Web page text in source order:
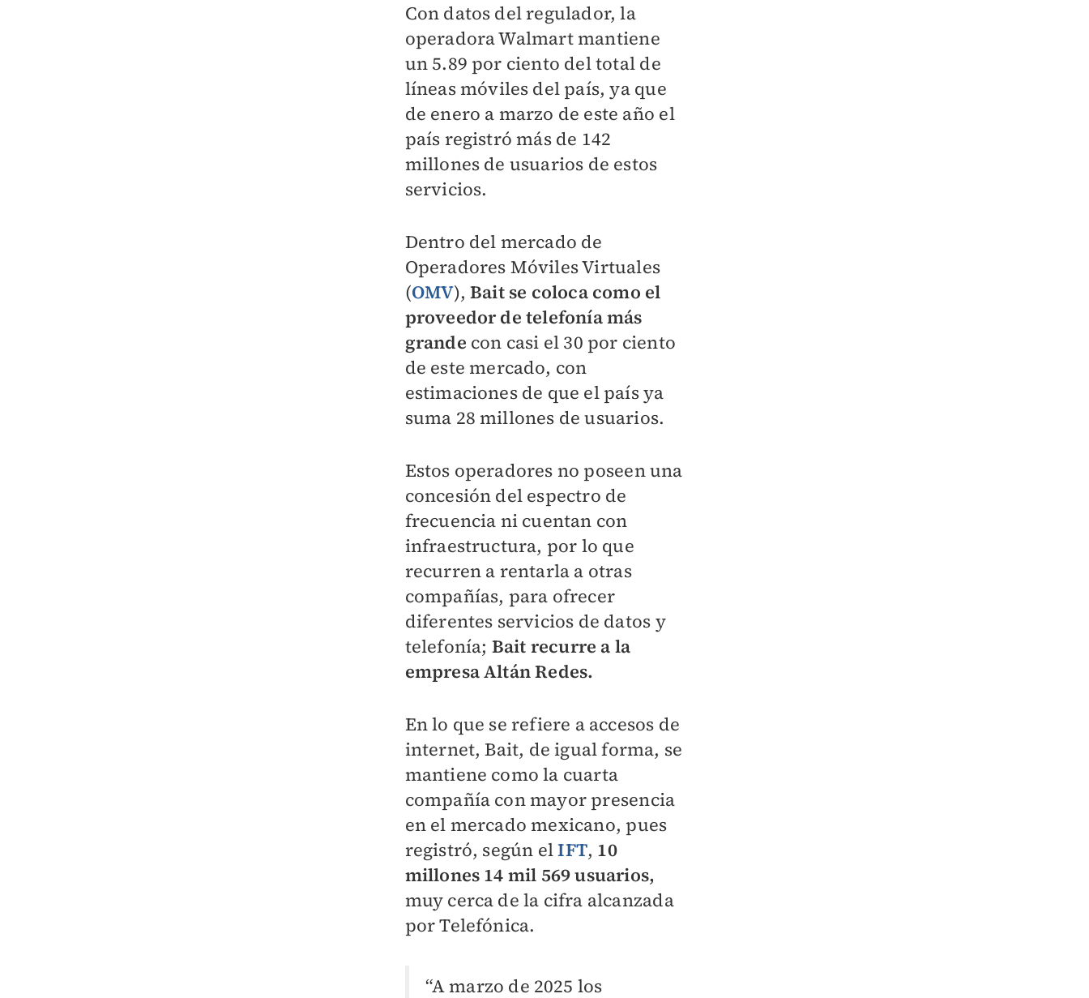
Con datos del regulador, la
operadora Walmart mantiene
un 5.89 por ciento del total de
líneas móviles del país, ya que
de enero a marzo de este año el
país registró más de 142
millones de usuarios de estos
servicios.
Dentro del mercado de
Operadores Móviles Virtuales
(OMV), Bait se coloca como el
proveedor de telefonía más
grande con casi el 30 por ciento
de este mercado, con
estimaciones de que el país ya
suma 28 millones de usuarios.
Estos operadores no poseen una
concesión del espectro de
frecuencia ni cuentan con
infraestructura, por lo que
recurren a rentarla a otras
compañías, para ofrecer
diferentes servicios de datos y
telefonía; Bait recurre a la
empresa Altán Redes.
En lo que se refiere a accesos de
internet, Bait, de igual forma, se
mantiene como la cuarta
compañía con mayor presencia
en el mercado mexicano, pues
registró, según elIFT, 10
millones 14 mil 569 usuarios,
muy cerca de la cifra alcanzada
por Telefónica.
“A marzo de 2025 los